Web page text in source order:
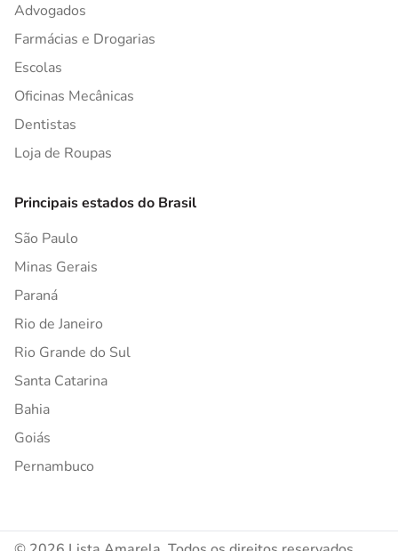
Advogados
Farmácias e Drogarias
Escolas
Oficinas Mecânicas
Dentistas
Loja de Roupas
Principais estados do Brasil
São Paulo
Minas Gerais
Paraná
Rio de Janeiro
Rio Grande do Sul
Santa Catarina
Bahia
Goiás
Pernambuco